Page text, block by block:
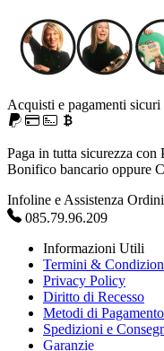
Acquisti e pagamenti sicuri
Paga in tutta sicurezza
Bonifico bancario oppure
Infoline e Assistenza Ordini
085.79.96.209
Informazioni Utili
Termini &
Privacy Policy
Diritto di Recesso
Metodi di Pagamento
Spedizioni e
Garanzie